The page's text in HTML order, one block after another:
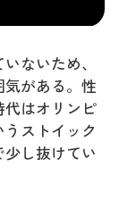
ないため、
がある。性
はオリンピ
ストイック
し抜けてい